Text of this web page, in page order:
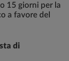
15 giorni per la
a favore del
di